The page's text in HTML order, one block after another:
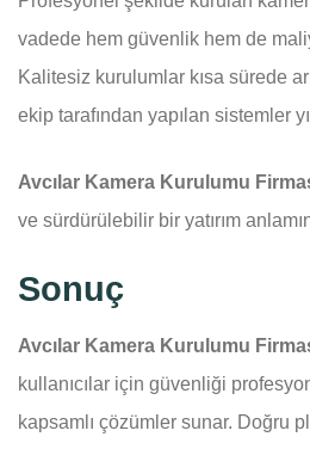
vadede hem güvenlik hem de
Kalitesiz kurulumlar kısa sürede
ekip tarafından yapılan sistemler
Avcılar Kamera Kurulumu
ve sürdürülebilir bir yatırım
Sonuç
Avcılar Kamera Kurulumu
kullanıcılar için güvenliği
kapsamlı çözümler sunar. Doğru